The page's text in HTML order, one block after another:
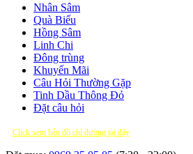
Nhân Sâm
Quà Biếu
Hồng Sâm
Linh Chi
Đông trùng
Khuyến Mãi
Câu Hỏi Thường Gặp
Tinh Dầu Thông Đỏ
Đặt câu hỏi
Click xem bản đồ chỉ đường tại đây